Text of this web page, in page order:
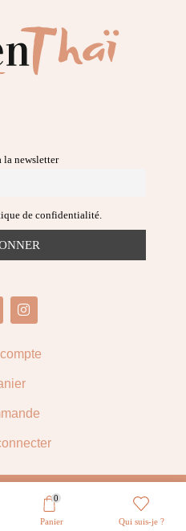
la newsletter
de confidentialité.
. Tous droits réservés |
de confidentialité
0
Panier Qui suis-je ?